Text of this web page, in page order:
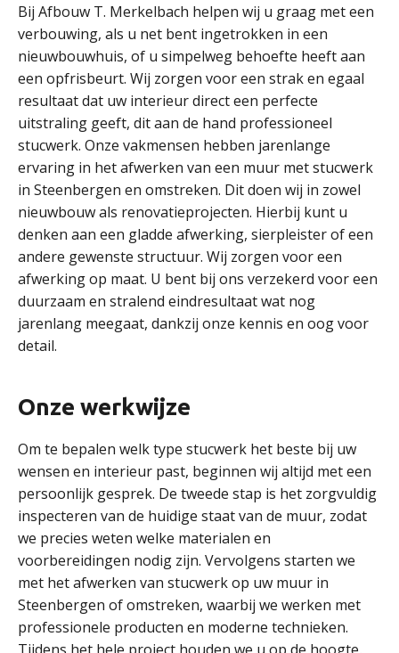
Bij Afbouw T. Merkelbach helpen wij u graag met een
verbouwing, als u net bent ingetrokken in een
nieuwbouwhuis, of u simpelweg behoefte heeft aan
een opfrisbeurt. Wij zorgen voor een strak en egaal
resultaat dat uw interieur direct een perfecte
uitstraling geeft, dit aan de hand professioneel
stucwerk. Onze vakmensen hebben jarenlange
ervaring in het afwerken van een muur met stucwerk
in Steenbergen en omstreken. Dit doen wij in zowel
nieuwbouw als renovatieprojecten. Hierbij kunt u
denken aan een gladde afwerking, sierpleister of een
andere gewenste structuur. Wij zorgen voor een
afwerking op maat. U bent bij ons verzekerd voor een
duurzaam en stralend eindresultaat wat nog
jarenlang meegaat, dankzij onze kennis en oog voor
detail.
Onze werkwijze
Om te bepalen welk type stucwerk het beste bij uw
wensen en interieur past, beginnen wij altijd met een
persoonlijk gesprek. De tweede stap is het zorgvuldig
inspecteren van de huidige staat van de muur, zodat
we precies weten welke materialen en
voorbereidingen nodig zijn. Vervolgens starten we
met het afwerken van stucwerk op uw muur in
Steenbergen of omstreken, waarbij we werken met
professionele producten en moderne technieken.